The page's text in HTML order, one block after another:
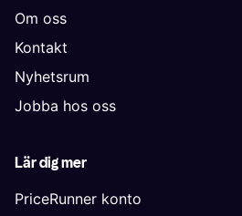
Om oss
Kontakt
Nyhetsrum
Jobba hos oss
Lär dig mer
PriceRunner konto